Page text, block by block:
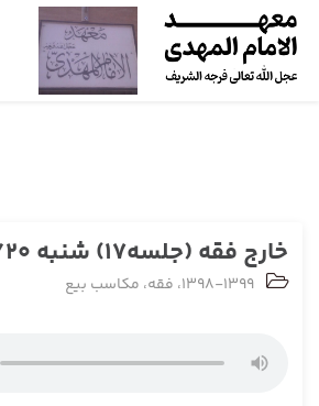
خارج فقه (جلسه17) شنبه 1398/07/20
1398-1399، فقه، مکاسب بیع